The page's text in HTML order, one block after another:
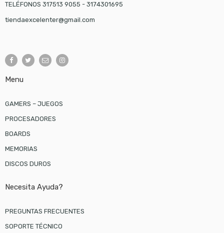
TELÉFONOS 317513 9055 - 3174301695
tiendaexcelenter@gmail.com
Menu
GAMERS – JUEGOS
PROCESADORES
BOARDS
MEMORIAS
DISCOS DUROS
Necesita Ayuda?
PREGUNTAS FRECUENTES
SOPORTE TÉCNICO